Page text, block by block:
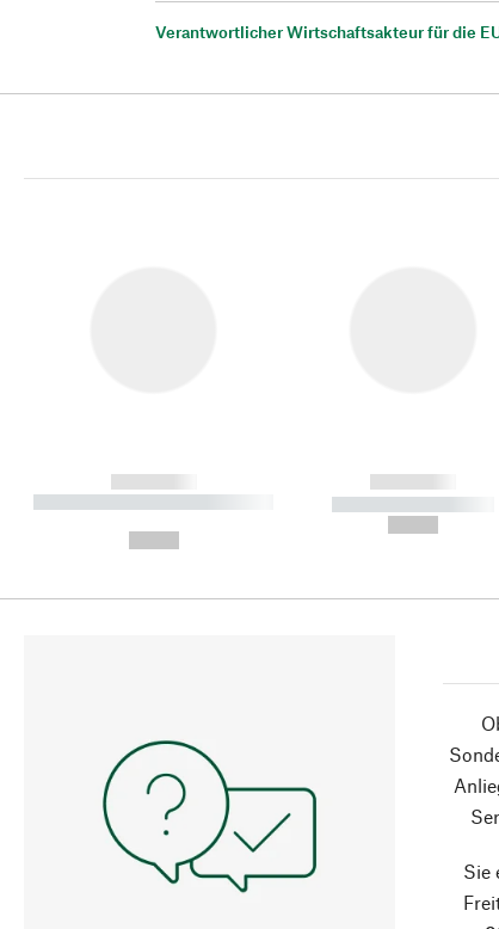
Verantwortlicher Wirtschaftsakteur für die
------------
----------- ----------- ----------
------------
----------- -----------
Sie